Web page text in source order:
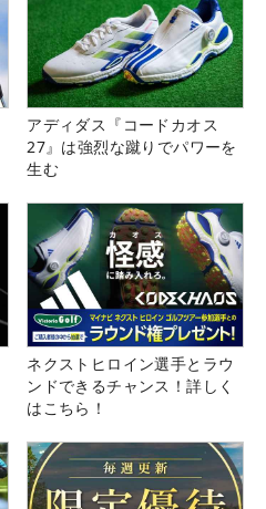
アディダス『コードカオス
27』は強烈な蹴りでパワーを
生む
ネクストヒロイン選手とラウ
ンドできるチャンス！詳しく
はこちら！